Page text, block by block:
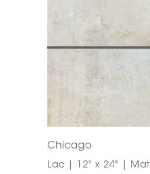
Chicago
Lac | 12" x 24" | Mat